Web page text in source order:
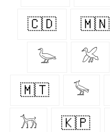
🇨🇩 🇲🇳
𓅬 𓅮
🇲🇹 𓅚
𓃡 🇰🇵